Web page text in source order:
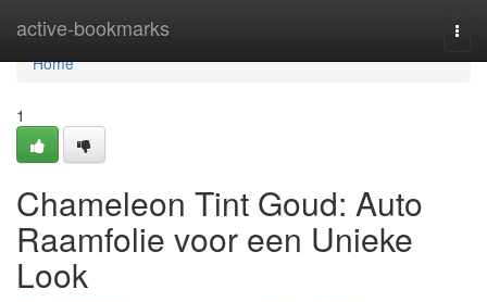
active-bookmarks
Home
Home
1
Chameleon Tint Goud: Auto
Raamfolie voor een Unieke
Look